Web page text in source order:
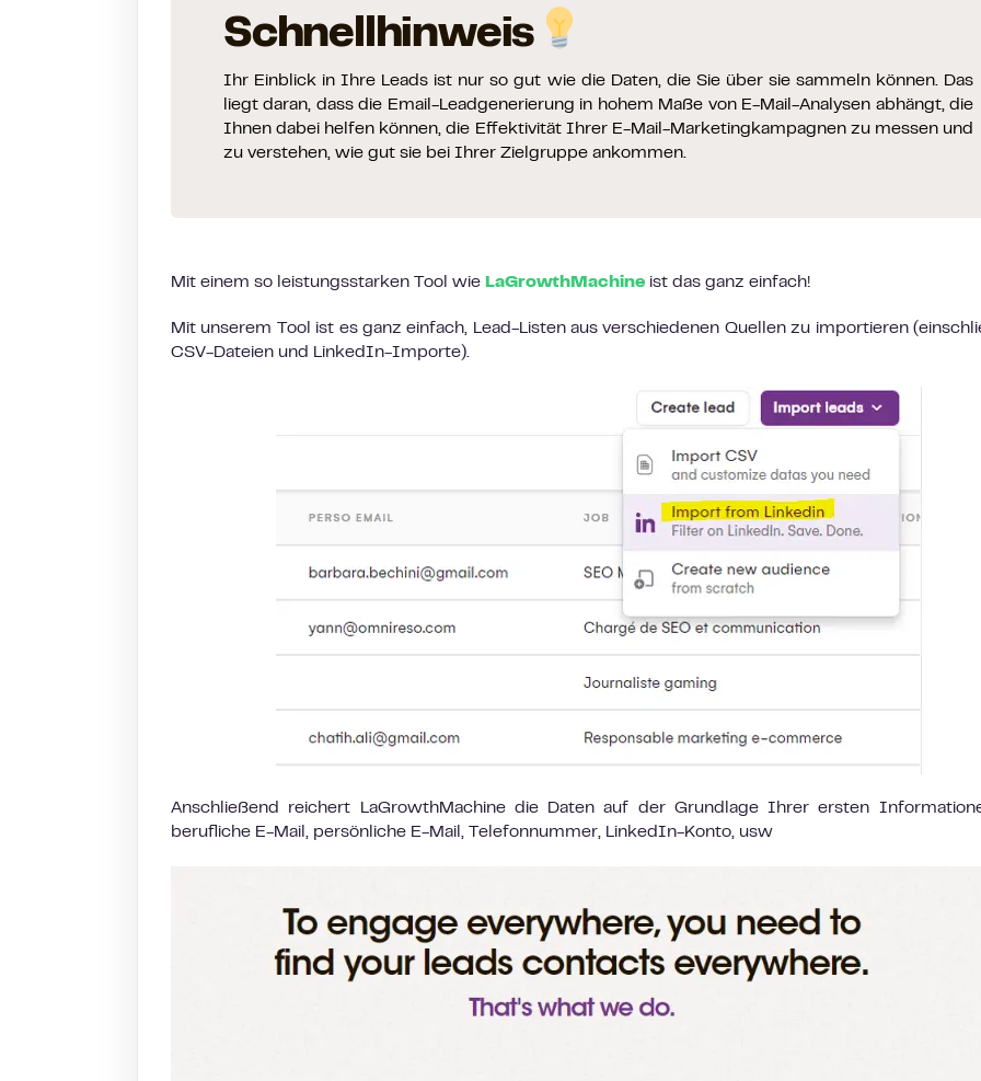
Schnellhinweis
Ihr Einblick in Ihre Leads ist nur so gut wie die Daten, die Sie über sie sammeln können. Das
liegt daran, dass die Email-Leadgenerierung in hohem Maße von E-Mail-Analysen abhängt, die
Ihnen dabei helfen können, die Effektivität Ihrer E-Mail-Marketingkampagnen zu messen und
zu verstehen, wie gut sie bei Ihrer Zielgruppe ankommen.
Mit einem so leistungsstarken Tool wie LaGrowthMachine ist das ganz einfach!
Mit unserem Tool ist es ganz einfach, Lead-Listen aus verschiedenen Quellen zu importieren
CSV-Dateien und LinkedIn-Importe).
Anschließend reichert LaGrowthMachine die Daten auf der Grundlage Ihrer ersten
berufliche E-Mail, persönliche E-Mail, Telefonnummer, LinkedIn-Konto, usw